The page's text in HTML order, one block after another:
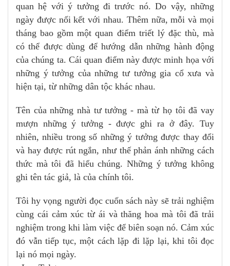
quan hệ với ý tưởng đi trước nó. Do vậy, những
ngày được nối kết với nhau. Thêm nữa, mỗi và mọi
tháng bao gồm một quan điểm triết lý đặc thù, mà
có thể được dùng để hướng dẫn những hành động
của chúng ta. Cái quan điểm này được minh họa với
những ý tưởng của những tư tưởng gia cổ xưa và
hiện tại, từ những dân tộc khác nhau.
Tên của những nhà tư tưởng - mà từ họ tôi đã vay
mượn những ý tưởng - được ghi ra ở đây. Tuy
nhiên, nhiều trong số những ý tưởng được thay đổi
và hay được rút ngắn, như thế phản ánh những cách
thức mà tôi đã hiểu chúng. Những ý tưởng không
ghi tên tác giả, là của chính tôi.
Tôi hy vọng người đọc cuốn sách này sẽ trải nghiệm
cùng cái cảm xúc từ ái và thăng hoa mà tôi đã trải
nghiệm trong khi làm việc để biên soạn nó. Cảm xúc
đó vẫn tiếp tục, một cách lặp đi lặp lại, khi tôi đọc
lại nó mọi ngày.